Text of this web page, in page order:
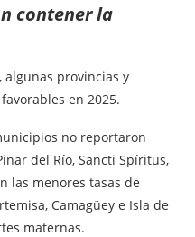
contener la
algunas provincias y
en 2025.
no reportaron
del Río, Sancti Spíritus,
las menores tasas de
Camagüey e Isla de
maternas.